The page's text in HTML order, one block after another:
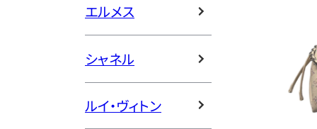
エルメス
シャネル
ルイ・ヴィトン